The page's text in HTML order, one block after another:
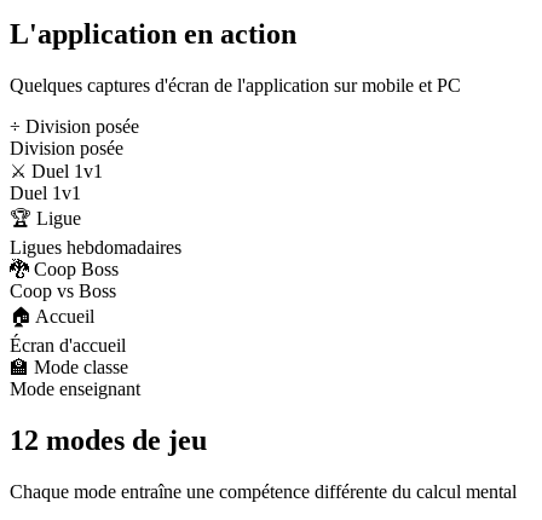
L'application en action
Quelques captures d'écran de l'application sur mobile et PC
÷ Division posée
Division posée
⚔️ Duel 1v1
Duel 1v1
🏆 Ligue
Ligues hebdomadaires
🐉 Coop Boss
Coop vs Boss
🏠 Accueil
Écran d'accueil
🏫 Mode classe
Mode enseignant
12 modes de jeu
Chaque mode entraîne une compétence différente du calcul mental